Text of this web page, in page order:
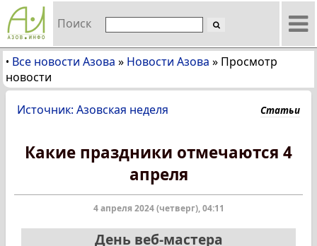
Поиск
• Все новости Азова » Новости Азова » Просмотр
новости
Источник: Азовская неделя Статьи
Какие праздники отмечаются 4
апреля
4 апреля 2024 (четверг), 04:11
День веб-мастера